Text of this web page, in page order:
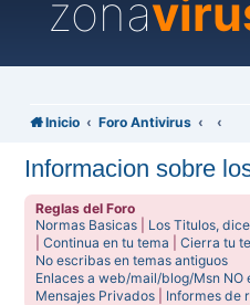
zona
Inicio Foro Antivirus
Informacion sobre
Reglas del Foro
Normas Basicas
Los Titulos,
|Continua en tu tema |Cierra tu
No escribas en temas antiguos
Enlaces a web/mail/blog/Msn NO
Mensajes Privados
Informes de